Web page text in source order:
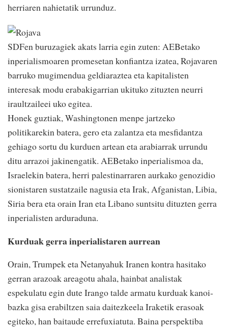
herriaren nahietatik urrunduz.
SDFen buruzagiek akats larria egin zuten: AEBetako
inperialismoaren promesetan konfiantza izatea, Rojavaren
barruko mugimendua geldiaraztea eta kapitalisten
interesak modu erabakigarrian ukituko zituzten neurri
iraultzaileei uko egitea.
Honek guztiak, Washingtonen menpe jartzeko
politikarekin batera, gero eta zalantza eta mesfidantza
gehiago sortu du kurduen artean eta arabiarrak urrundu
ditu arrazoi jakinengatik. AEBetako inperialismoa da,
Israelekin batera, herri palestinarraren aurkako genozidio
sionistaren sustatzaile nagusia eta Irak, Afganistan, Libia,
Siria bera eta orain Iran eta Libano suntsitu dituzten gerra
inperialisten arduraduna.
Kurduak gerra inperialistaren aurrean
Orain, Trumpek eta Netanyahuk Iranen kontra hasitako
gerran arazoak areagotu ahala, hainbat analistak
espekulatu egin dute Irango talde armatu kurduak kanoi-
bazka gisa erabiltzen saia daitezkeela Iraketik erasoak
egiteko, han baitaude errefuxiatuta. Baina perspektiba